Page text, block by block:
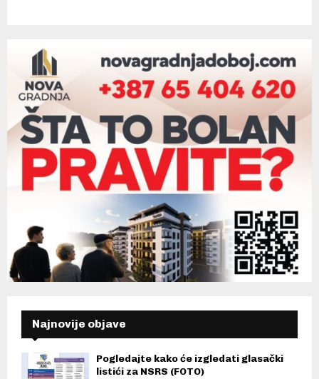
Najnovije objave
Pogledajte kako će izgledati glasački
listići za NSRS (FOTO)